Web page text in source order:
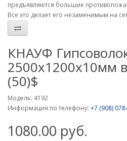
предъявляются большие
Все это делает его незаменимым на
КНАУФ
2500х1200х10мм
(50)$
Модель: 4192
Информация по телефону: +7 (908)
1080.00 руб.